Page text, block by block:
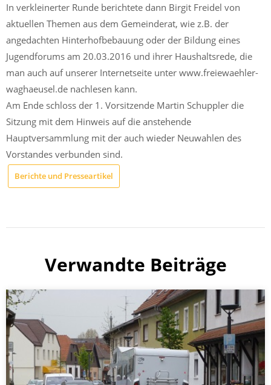
In verkleinerter Runde berichtete dann Birgit Freidel von
aktuellen Themen aus dem Gemeinderat, wie z.B. der
angedachten Hinterhofbebauung oder der Bildung eines
Jugendforums am 20.03.2016 und ihrer Haushaltsrede, die
man auch auf unserer Internetseite unter www.freiewaehler-
waghaeusel.de nachlesen kann.
Am Ende schloss der 1. Vorsitzende Martin Schuppler die
Sitzung mit dem Hinweis auf die anstehende
Hauptversammlung mit der auch wieder Neuwahlen des
Vorstandes verbunden sind.
Berichte und Presseartikel
Verwandte Beiträge